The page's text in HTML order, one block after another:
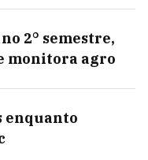
2° semestre,
monitora agro
enquanto